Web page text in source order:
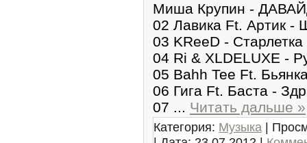
Миша Крупин -
02 Лавика Ft. Артик -
03 KReeD - Старлетка
04 Ri & XLDELUXE -
05 Bahh Tee Ft.
06 Гига Ft. Баста -
07 ... Читать дальше »
Категория: Музыка |